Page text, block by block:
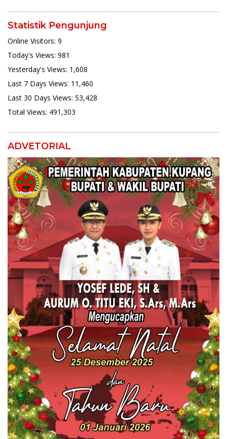
Statistik Pengunjung
Online Visitors: 9
Today's Views: 981
Yesterday's Views: 1,608
Last 7 Days Views: 11,460
Last 30 Days Views: 53,428
Total Views: 491,303
ADVETORIAL